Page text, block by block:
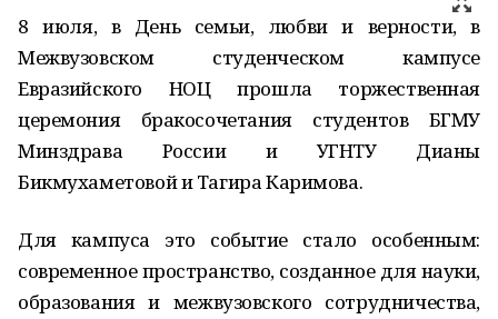
8 июля, в День семьи, любви и верности, в
Межвузовском студенческом кампусе
Евразийского НОЦ прошла торжественная
церемония бракосочетания студентов БГМУ
Минздрава России и УГНТУ Дианы
Бикмухаметовой и Тагира Каримова.
Для кампуса это событие стало особенным:
современное пространство, созданное для науки,
образования и межвузовского сотрудничества,